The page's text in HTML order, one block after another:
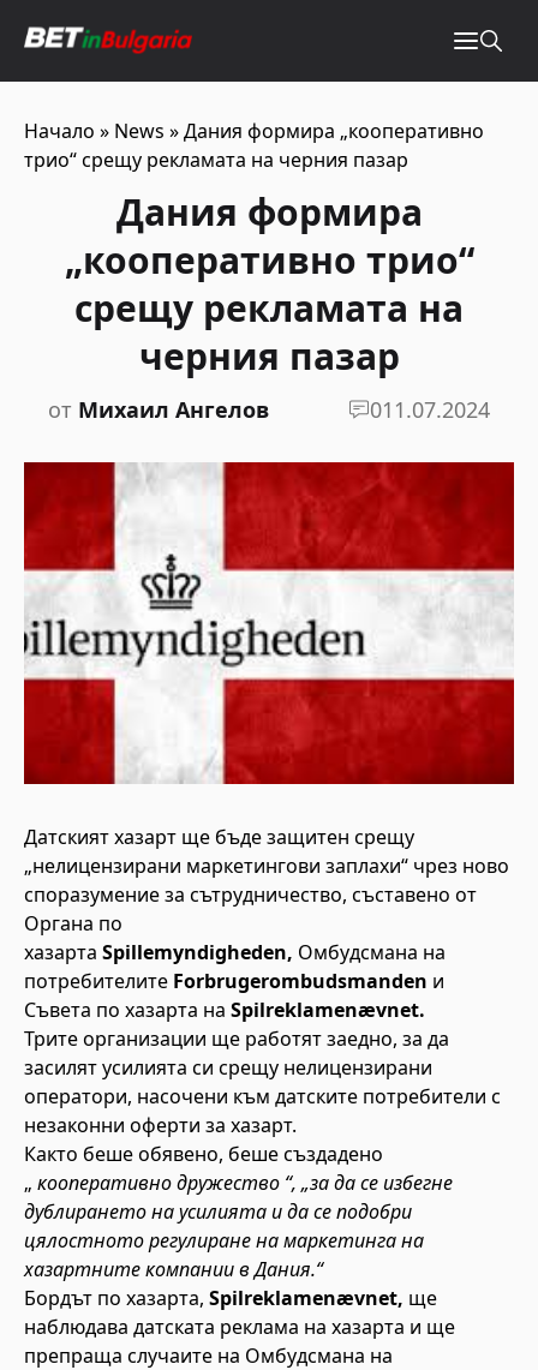
Начало » News »Дания формира „кооперативно
трио“ срещу рекламата на черния пазар
Дания формира
„кооперативно трио“
срещу рекламата на
черния пазар
от Михаил Ангелов 011.07.2024
Датският хазарт ще бъде защитен срещу
„нелицензирани маркетингови заплахи“ чрез ново
споразумение за сътрудничество, съставено от
Органа по
хазарта Spillemyndigheden, Омбудсмана на
потребителите Forbrugerombudsmanden и
Съвета по хазарта на Spilreklamenævnet.
Трите организации ще работят заедно, за да
засилят усилията си срещу нелицензирани
оператори, насочени към датските потребители с
незаконни оферти за хазарт.
Както беше обявено, беше създадено
„ кооперативно дружество “, „за да се избегне
дублирането на усилията и да се подобри
цялостното регулиране на маркетинга на
хазартните компании в Дания.“
Бордът по хазарта, Spilreklamenævnet, ще
наблюдава датската реклама на хазарта и ще
препраща случаите на Омбудсмана на